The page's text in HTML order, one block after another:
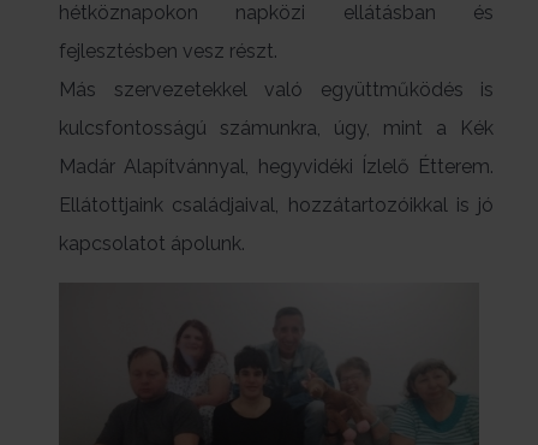
hétköznapokon napközi ellátásban és
fejlesztésben vesz részt.
Más szervezetekkel való együttműködés is
kulcsfontosságú számunkra, úgy, mint a Kék
Madár Alapítvánnyal, hegyvidéki Ízlelő Étterem.
Ellátottjaink családjaival, hozzátartozóikkal is jó
kapcsolatot ápolunk.